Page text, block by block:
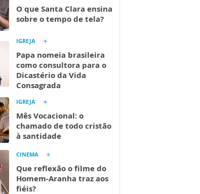
O que Santa Clara ensina
sobre o tempo de tela?
IGREJA
Papa nomeia brasileira
como consultora para o
Dicastério da Vida
Consagrada
IGREJA
Mês Vocacional: o
chamado de todo cristão
à santidade
CINEMA
Que reflexão o filme do
Homem-Aranha traz aos
fiéis?